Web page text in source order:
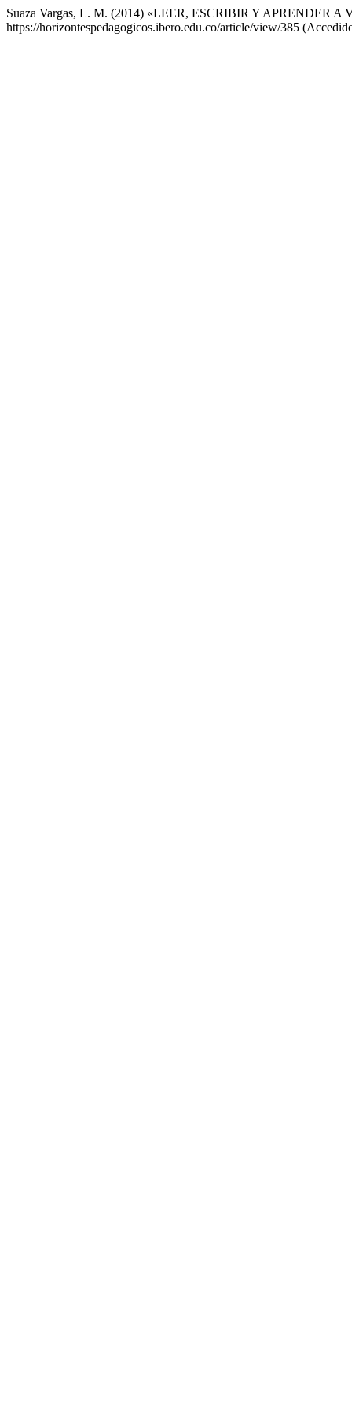
Suaza Vargas, L. M. (2014) «LEER, ESCRIBIR Y APRENDER A
https://horizontespedagogicos.ibero.edu.co/article/view/385